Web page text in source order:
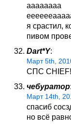
аааааааа
я срастил,
пивом
Dart*Y:
Март 5th,
СПС
чебуратор:
Март 14th,
спасиб
но всё